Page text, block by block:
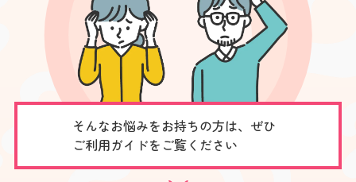
そんなお悩みをお持ちの方は、ぜひ
ご利用ガイドをご覧ください